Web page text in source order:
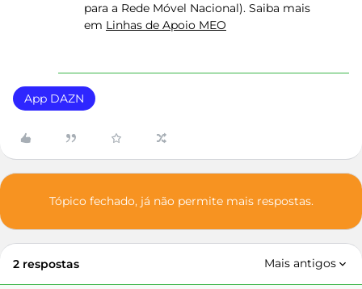
para a Rede Móvel Nacional). Saiba mais
em Linhas de Apoio MEO
App DAZN
Tópico fechado, já não permite mais respostas.
2 respostas Mais antigos